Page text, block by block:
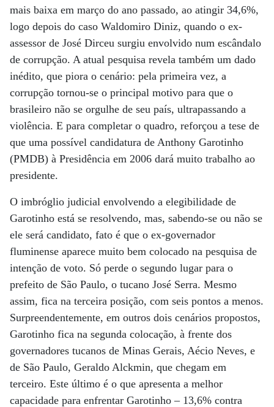
mais baixa em março do ano passado, ao atingir 34,6%,
logo depois do caso Waldomiro Diniz, quando o ex-
assessor de José Dirceu surgiu envolvido num escândalo
de corrupção. A atual pesquisa revela também um dado
inédito, que piora o cenário: pela primeira vez, a
corrupção tornou-se o principal motivo para que o
brasileiro não se orgulhe de seu país, ultrapassando a
violência. E para completar o quadro, reforçou a tese de
que uma possível candidatura de Anthony Garotinho
(PMDB) à Presidência em 2006 dará muito trabalho ao
presidente.
O imbróglio judicial envolvendo a elegibilidade de
Garotinho está se resolvendo, mas, sabendo-se ou não se
ele será candidato, fato é que o ex-governador
fluminense aparece muito bem colocado na pesquisa de
intenção de voto. Só perde o segundo lugar para o
prefeito de São Paulo, o tucano José Serra. Mesmo
assim, fica na terceira posição, com seis pontos a menos.
Surpreendentemente, em outros dois cenários propostos,
Garotinho fica na segunda colocação, à frente dos
governadores tucanos de Minas Gerais, Aécio Neves, e
de São Paulo, Geraldo Alckmin, que chegam em
terceiro. Este último é o que apresenta a melhor
capacidade para enfrentar Garotinho – 13,6% contra